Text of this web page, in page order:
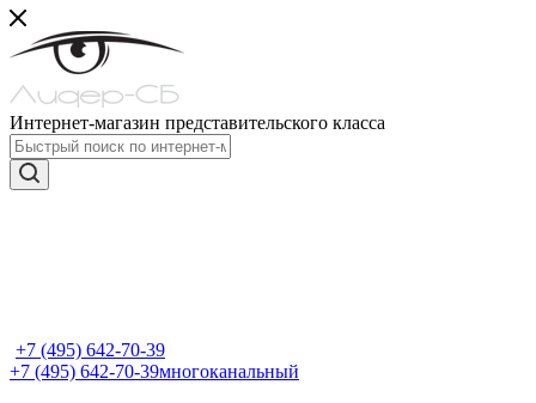
Интернет-магазин представительского класса
+7 (495) 642-70-39
+7 (495) 642-70-39многоканальный